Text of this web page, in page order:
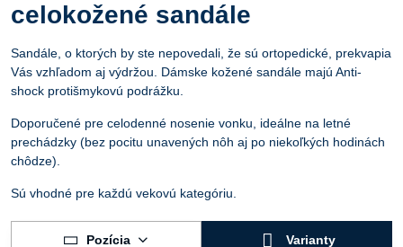
celokožené sandále
Sandále, o ktorých by ste nepovedali, že sú ortopedické, prekvapia
Vás vzhľadom aj výdržou. Dámske kožené sandále majú Anti-
shock protišmykovú podrážku.
Doporučené pre celodenné nosenie vonku, ideálne na letné
prechádzky (bez pocitu unavených nôh aj po niekoľkých hodinách
chôdze).
Sú vhodné pre každú vekovú kategóriu.
Pozícia Varianty